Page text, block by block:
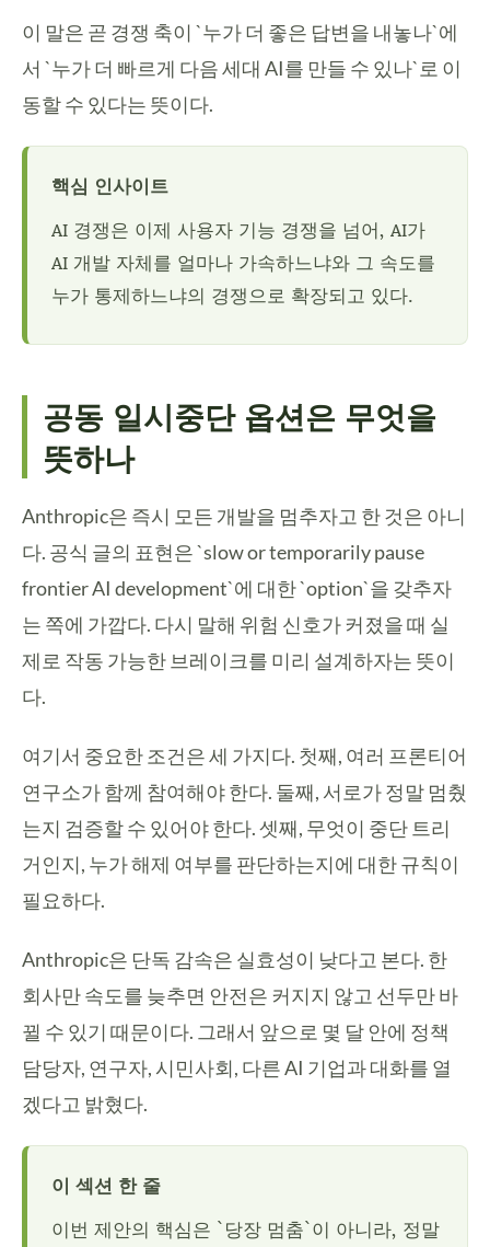
이 말은 곧 경쟁 축이 `누가 더 좋은 답변을 내놓나`에
서 `누가 더 빠르게 다음 세대 AI를 만들 수 있나`로 이
동할 수 있다는 뜻이다.
핵심 인사이트
AI 경쟁은 이제 사용자 기능 경쟁을 넘어, AI가
AI 개발 자체를 얼마나 가속하느냐와 그 속도를
누가 통제하느냐의 경쟁으로 확장되고 있다.
공동 일시중단 옵션은 무엇을
뜻하나
Anthropic은 즉시 모든 개발을 멈추자고 한 것은 아니
다. 공식 글의 표현은 `slow or temporarily pause
frontier AI development`에 대한 `option`을 갖추자
는 쪽에 가깝다. 다시 말해 위험 신호가 커졌을 때 실
제로 작동 가능한 브레이크를 미리 설계하자는 뜻이
다.
여기서 중요한 조건은 세 가지다. 첫째, 여러 프론티어
연구소가 함께 참여해야 한다. 둘째, 서로가 정말 멈췄
는지 검증할 수 있어야 한다. 셋째, 무엇이 중단 트리
거인지, 누가 해제 여부를 판단하는지에 대한 규칙이
필요하다.
Anthropic은 단독 감속은 실효성이 낮다고 본다. 한
회사만 속도를 늦추면 안전은 커지지 않고 선두만 바
뀔 수 있기 때문이다. 그래서 앞으로 몇 달 안에 정책
담당자, 연구자, 시민사회, 다른 AI 기업과 대화를 열
겠다고 밝혔다.
이 섹션 한 줄
이번 제안의 핵심은 `당장 멈춤`이 아니라, 정말